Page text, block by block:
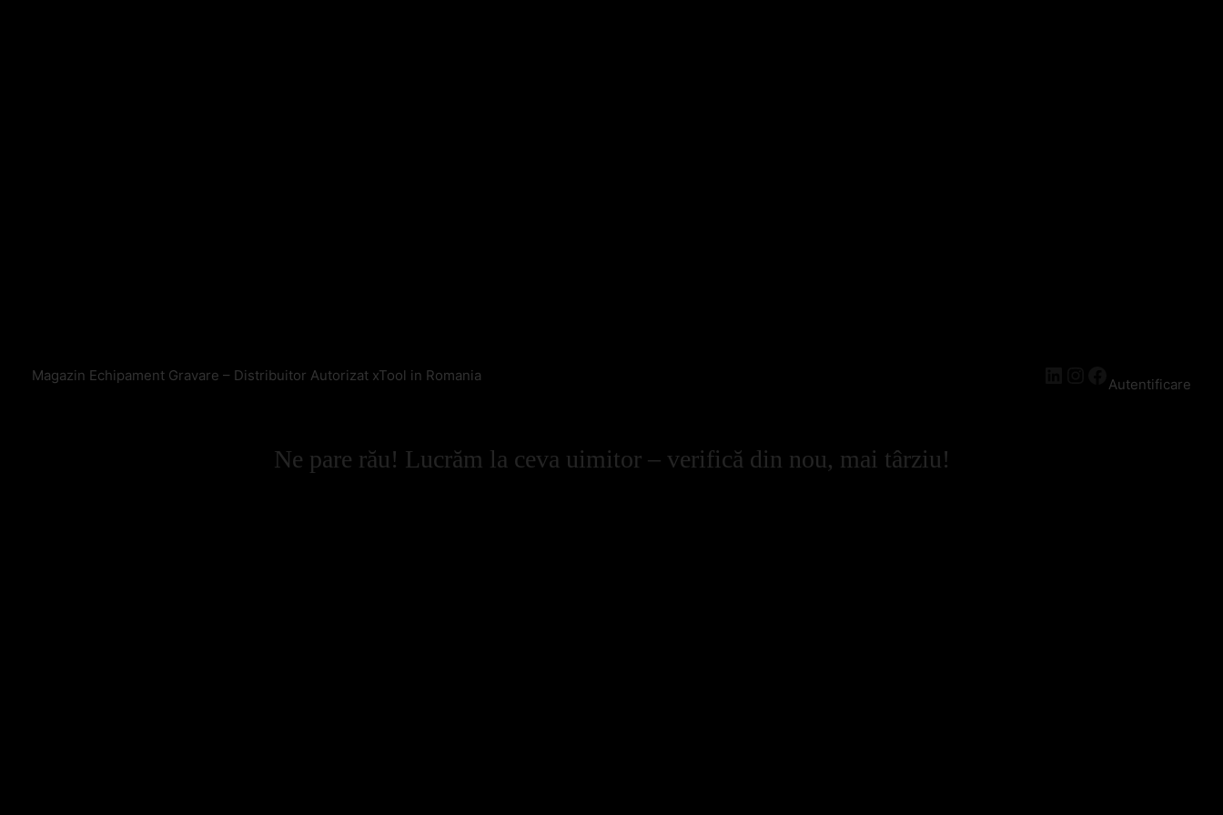
Magazin Echipament Gravare – Distribuitor Autorizat xTool in Romania
Autentificare
Ne pare rău! Lucrăm la ceva uimitor – verifică din nou, mai târziu!